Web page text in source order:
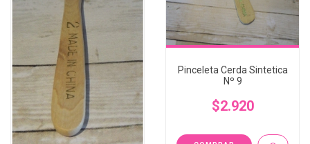
Pinceleta Cerda Sintetica
Nº 9
$2.920